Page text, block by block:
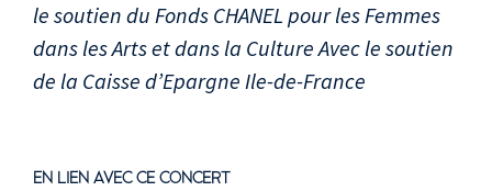
le soutien du Fonds CHANEL pour les Femmes
dans les Arts et dans la Culture Avec le soutien
de la Caisse d’Epargne Ile-de-France
EN LIEN AVEC CE CONCERT